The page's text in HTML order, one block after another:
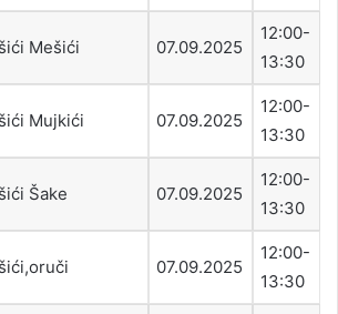
Mešići 07.09.2025
12:00-
13:30
Mujkići 07.09.2025
12:00-
13:30
Šake 07.09.2025
12:00-
13:30
07.09.2025
12:00-
13:30